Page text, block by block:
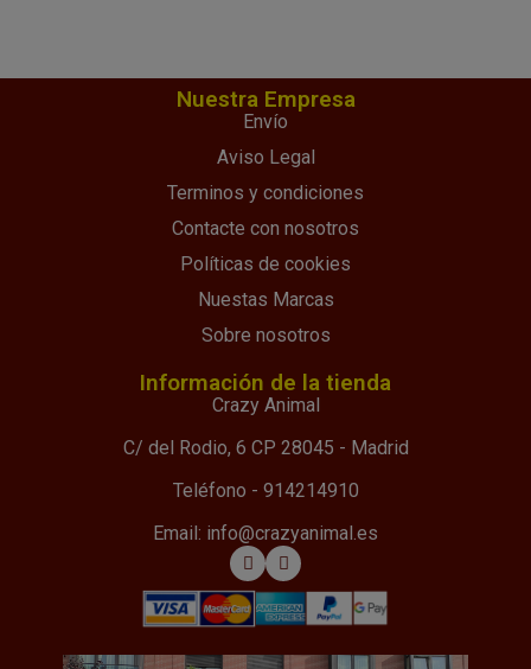
Nuestra Empresa
Envío
Aviso Legal
Terminos y condiciones
Contacte con nosotros
Políticas de cookies
Nuestas Marcas
Sobre nosotros
Información de la tienda
Crazy Animal
C/ del Rodio, 6 CP 28045 - Madrid
Teléfono - 914214910
Email: info@crazyanimal.es